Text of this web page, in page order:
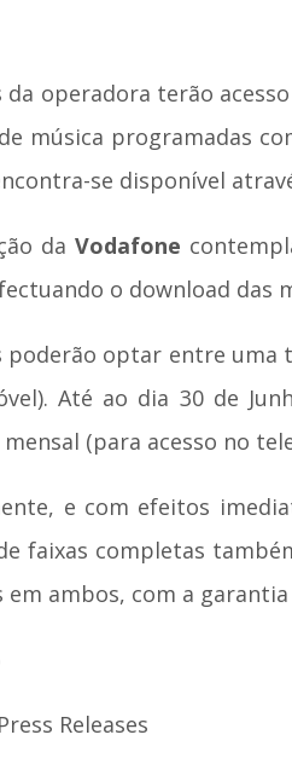
da operadora terão
música programadas
se disponível
da Vodafone
o download das
poderão optar entre uma
Até ao dia 30 de
(para acesso no
e com efeitos
faixas completas
em ambos, com a
Releases